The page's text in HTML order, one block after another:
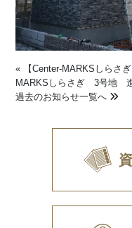
« 【Center-MARKSしら
MARKSしらさぎ 3号地 進
過去のお知らせ一覧へ